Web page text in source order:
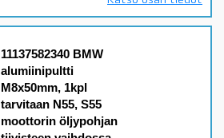
11137582340 BMW
alumiinipultti
M8x50mm, 1kpl
tarvitaan N55, S55
moottorin öljypohjan